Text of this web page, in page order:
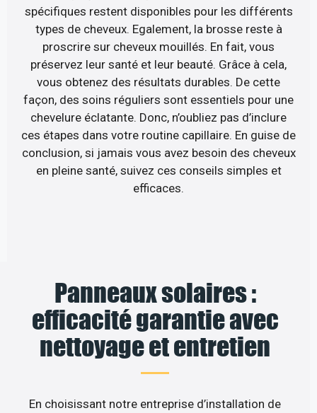
spécifiques restent disponibles pour les différents
types de cheveux. Egalement, la brosse reste à
proscrire sur cheveux mouillés. En fait, vous
préservez leur santé et leur beauté. Grâce à cela,
vous obtenez des résultats durables. De cette
façon, des soins réguliers sont essentiels pour une
chevelure éclatante. Donc, n’oubliez pas d’inclure
ces étapes dans votre routine capillaire. En guise de
conclusion, si jamais vous avez besoin des cheveux
en pleine santé, suivez ces conseils simples et
efficaces.
Panneaux solaires :
efficacité garantie avec
nettoyage et entretien
En choisissant notre entreprise d’installation de